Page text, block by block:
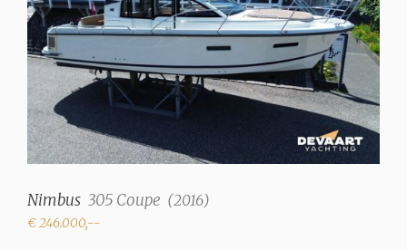
Nimbus 305 Coupe (2016)
€ 246.000,--